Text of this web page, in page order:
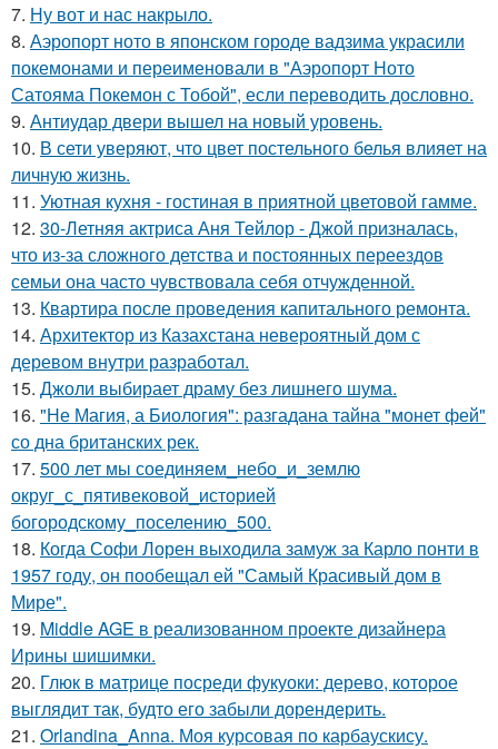
7. Ну вот и нас накрыло.
8. Аэропорт ното в японском городе вадзима украсили
покемонами и переименовали в "Аэропорт Ното
Сатояма Покемон с Тобой", если переводить дословно.
9. Антиудар двери вышел на новый уровень.
10. В сети уверяют, что цвет постельного белья влияет на
личную жизнь.
11. Уютная кухня - гостиная в приятной цветовой гамме.
12. 30-Летняя актриса Аня Тейлор - Джой призналась,
что из-за сложного детства и постоянных переездов
семьи она часто чувствовала себя отчужденной.
13. Квартира после проведения капитального ремонта.
14. Архитектор из Казахстана невероятный дом с
деревом внутри разработал.
15. Джоли выбирает драму без лишнего шума.
16. "Не Магия, а Биология": разгадана тайна "монет фей"
со дна британских рек.
17. 500 лет мы соединяем_небо_и_землю
округ_с_пятивековой_историей
богородскому_поселению_500.
18. Когда Софи Лорен выходила замуж за Карло понти в
1957 году, он пообещал ей "Самый Красивый дом в
Мире".
19. Middle AGE в реализованном проекте дизайнера
Ирины шишимки.
20. Глюк в матрице посреди фукуоки: дерево, которое
выглядит так, будто его забыли дорендерить.
21. Orlandina_Anna. Моя курсовая по карбаускису.